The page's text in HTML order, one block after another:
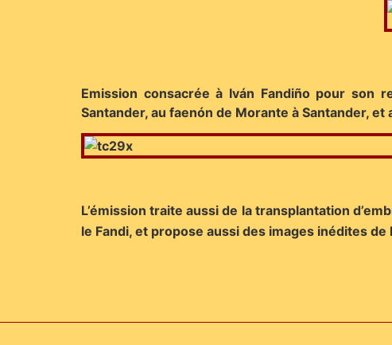
Emission consacrée à Iván Fandiño pour son
Santander, au faenón de Morante à Santander,
L’émission traite aussi de la transplantation
le Fandi, et propose aussi des images inédites